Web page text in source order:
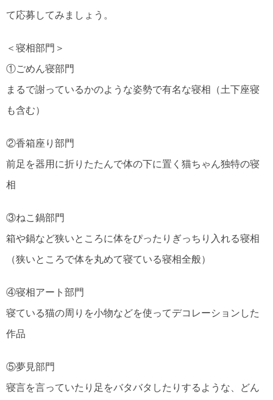
て応募してみましょう。
＜寝相部門＞
①ごめん寝部門
まるで謝っているかのような姿勢で有名な寝相（土下座寝
も含む）
②香箱座り部門
前足を器用に折りたたんで体の下に置く猫ちゃん独特の寝
相
③ねこ鍋部門
箱や鍋など狭いところに体をぴったりぎっちり入れる寝相
（狭いところで体を丸めて寝ている寝相全般）
④寝相アート部門
寝ている猫の周りを小物などを使ってデコレーションした
作品
⑤夢見部門
寝言を言っていたり足をバタバタしたりするような、どん